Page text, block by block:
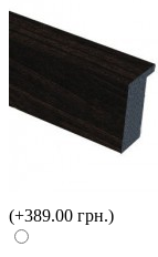
(+389.00 грн.)